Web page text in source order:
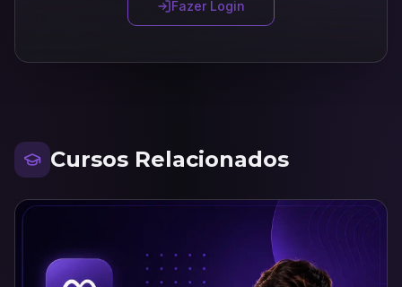
Fazer Login
Cursos Relacionados